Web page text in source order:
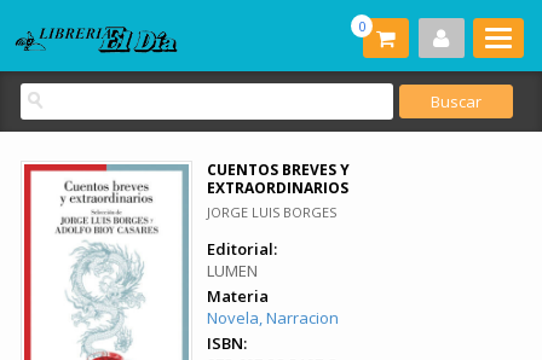
0
CUENTOS BREVES Y
EXTRAORDINARIOS
JORGE LUIS BORGES
Editorial:
LUMEN
Materia
Novela, Narracion
ISBN: